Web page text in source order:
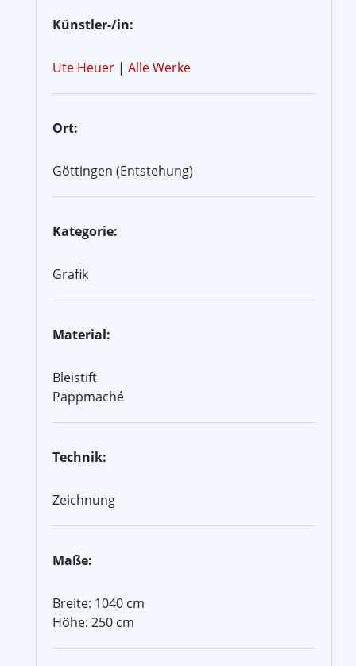
Künstler-/in:
Ute Heuer | Alle Werke
Ort:
Göttingen (Entstehung)
Kategorie:
Grafik
Material:
Bleistift
Pappmaché
Technik:
Zeichnung
Maße:
Breite: 1040 cm
Höhe: 250 cm